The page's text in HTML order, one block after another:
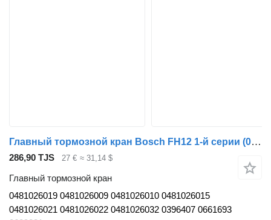
Главный тормозной кран Bosch FH12 1-й серии (01.93-12.02) 0481026019 для грузовика Volvo FH12, FH16, NH12, FH, VNL780 (1993-2014)
286,90 TJS 27 € ≈ 31,14 $
Главный тормозной кран
0481026019 0481026009 0481026010 0481026015
0481026021 0481026022 0481026032 0396407 0661693